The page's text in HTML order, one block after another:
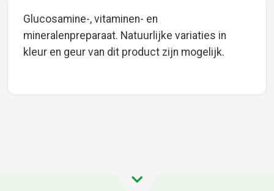
Glucosamine-, vitaminen- en
mineralenpreparaat. Natuurlijke variaties in
kleur en geur van dit product zijn mogelijk.